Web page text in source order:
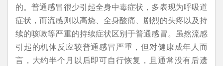
的。普通感冒很少引起全身中毒症状，多表现为呼吸道
症状，而流感则以高烧、全身酸痛、剧烈的头疼以及持
续的咳嗽等严重的持续症状区别于普通感冒。虽然流感
引起的机体反应较普通感冒严重，但对健康成年人而
言，大约半个月以后即可自行恢复，且通常没有后遗